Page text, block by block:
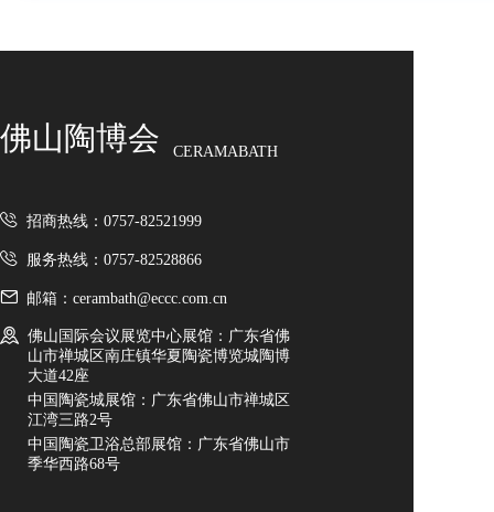
佛山陶博会 CERAMABATH
招商热线：0757-82521999
服务热线：0757-82528866
邮箱：cerambath@eccc.com.cn
佛山国际会议展览中心展馆：广东省佛
山市禅城区南庄镇华夏陶瓷博览城陶博
大道42座
中国陶瓷城展馆：广东省佛山市禅城区
江湾三路2号
中国陶瓷卫浴总部展馆：广东省佛山市
季华西路68号